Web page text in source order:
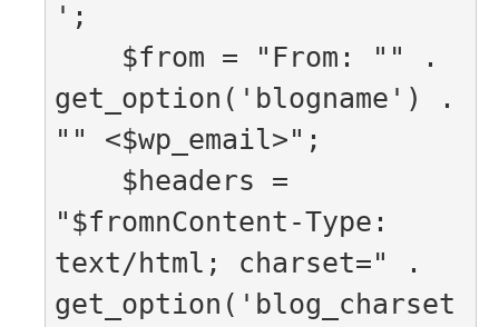
';
get_option('blogname') .
"" <$wp_email>";
"$fromnContent-Type:
text/html; charset=" .
get_option('blog_charset